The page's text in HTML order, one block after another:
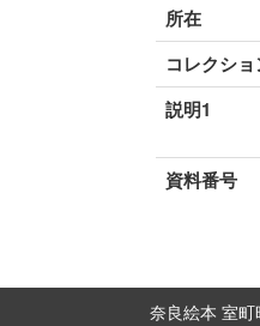
所在
コレクシ
説明1
資料番号
奈良絵本 室